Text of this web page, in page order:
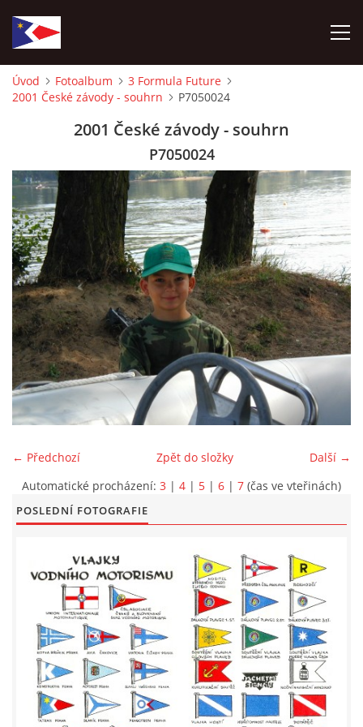
ÚVOD
HISTORIE
SOUČASNOST
VIZE BUDOUCNOSTI
FOTOALBUM
LODĚNICE A OKOLÍ
PLOVOUCÍ LODĚNICE
UŽITEČNÉ ODKAZY
KONTAKTY
VSTUP PRO ČLENY
Úvod Fotoalbum
3 Formula Future
2001 České závody - souhrn
P7050024
2001 České závody - souhrn
P7050024
← Předchozí Další →
Zpět do složky
Automatické procházení: 3 | 4 | 5 | 6 | 7 (čas ve vteřinách)
POSLEDNÍ FOTOGRAFIE